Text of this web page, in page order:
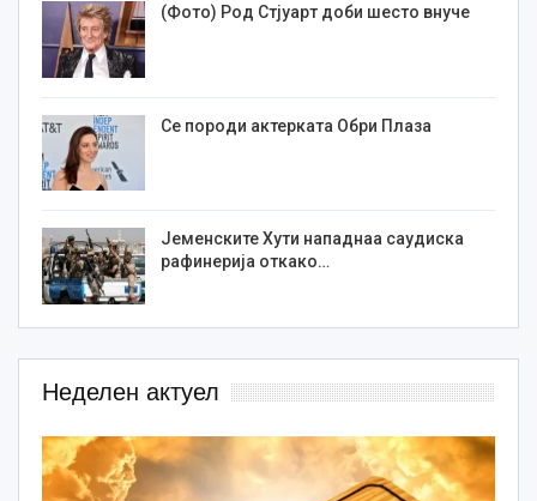
(Фото) Род Стјуарт доби шесто внуче
Се породи актерката Обри Плаза
Јеменските Хути нападнаа саудиска
рафинерија откако…
Неделен актуел